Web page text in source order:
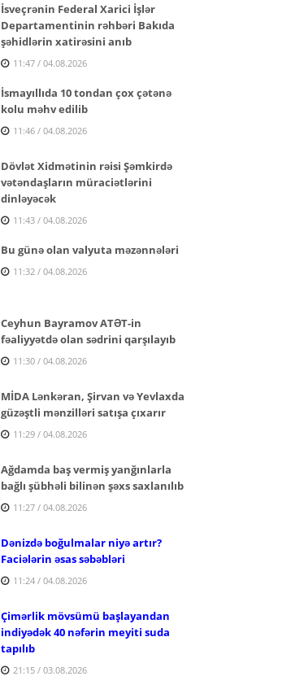
İsveçrənin Federal Xarici İşlər
Departamentinin rəhbəri Bakıda
şəhidlərin xatirəsini anıb
11:47 / 04.08.2026
İsmayıllıda 10 tondan çox çətənə
kolu məhv edilib
11:46 / 04.08.2026
Dövlət Xidmətinin rəisi Şəmkirdə
vətəndaşların müraciətlərini
dinləyəcək
11:43 / 04.08.2026
Bu günə olan valyuta məzənnələri
11:32 / 04.08.2026
Ceyhun Bayramov ATƏT-in
fəaliyyətdə olan sədrini qarşılayıb
11:30 / 04.08.2026
MİDA Lənkəran, Şirvan və Yevlaxda
güzəştli mənzilləri satışa çıxarır
11:29 / 04.08.2026
Ağdamda baş vermiş yanğınlarla
bağlı şübhəli bilinən şəxs saxlanılıb
11:27 / 04.08.2026
Dənizdə boğulmalar niyə artır?
Faciələrin əsas səbəbləri
11:24 / 04.08.2026
Çimərlik mövsümü başlayandan
indiyədək 40 nəfərin meyiti suda
tapılıb
21:15 / 03.08.2026